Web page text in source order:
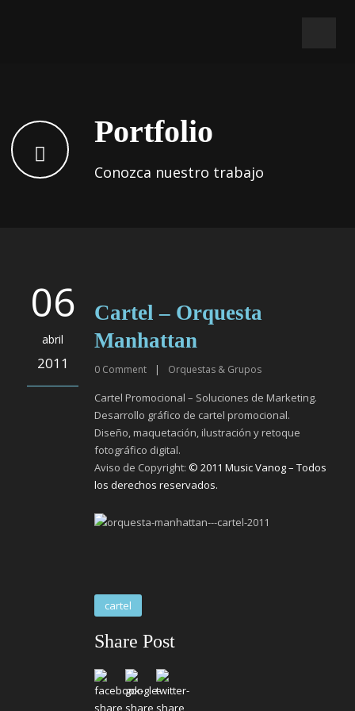
Portfolio
Conozca nuestro trabajo
06
abril
2011
Cartel – Orquesta
Manhattan
0 Comment | Orquestas & Grupos
Cartel Promocional – Soluciones de Marketing.
Desarrollo gráfico de cartel promocional.
Diseño, maquetación, ilustración y retoque
fotográfico digital.
Aviso de Copyright: © 2011 Music Vanog – Todos
los derechos reservados.
cartel
Share Post